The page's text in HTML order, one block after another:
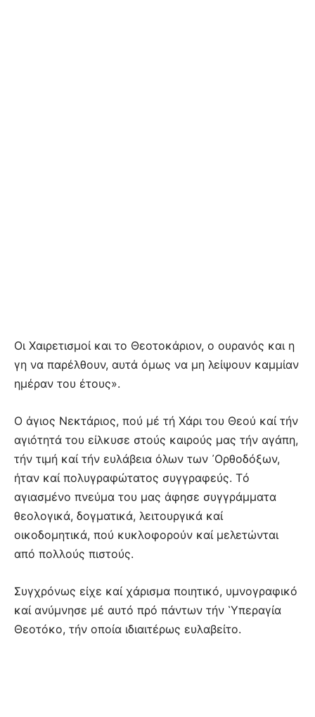
Οι Χαιρετισμοί και το Θεοτοκάριον, ο ουρανός και η
γη να παρέλθουν, αυτά όμως να μη λείψουν καμμίαν
ημέραν του έτους».
Ο άγιος Νεκτάριος, πού μέ τή Χάρι του Θεού καί τήν
αγιότητά του είλκυσε στούς καιρούς μας τήν αγάπη,
τήν τιμή καί τήν ευλάβεια όλων των ᾿Ορθοδόξων,
ήταν καί πολυγραφώτατος συγγραφεύς. Τό
αγιασμένο πνεύμα του μας άφησε συγγράμματα
θεολογικά, δογματικά, λειτουργικά καί
οικοδομητικά, πού κυκλοφορούν καί μελετώνται
από πολλούς πιστούς.
Συγχρόνως είχε καί χάρισμα ποιητικό, υμνογραφικό
καί ανύμνησε μέ αυτό πρό πάντων τήν ῾Υπεραγία
Θεοτόκο, τήν οποία ιδιαιτέρως ευλαβείτο.